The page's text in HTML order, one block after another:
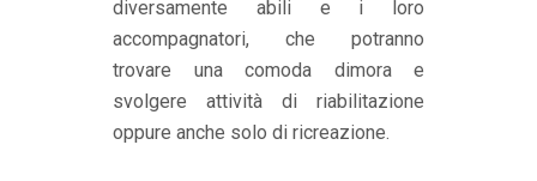
diversamente abili e i loro
accompagnatori, che potranno
trovare una comoda dimora e
svolgere attività di riabilitazione
oppure anche solo di ricreazione.